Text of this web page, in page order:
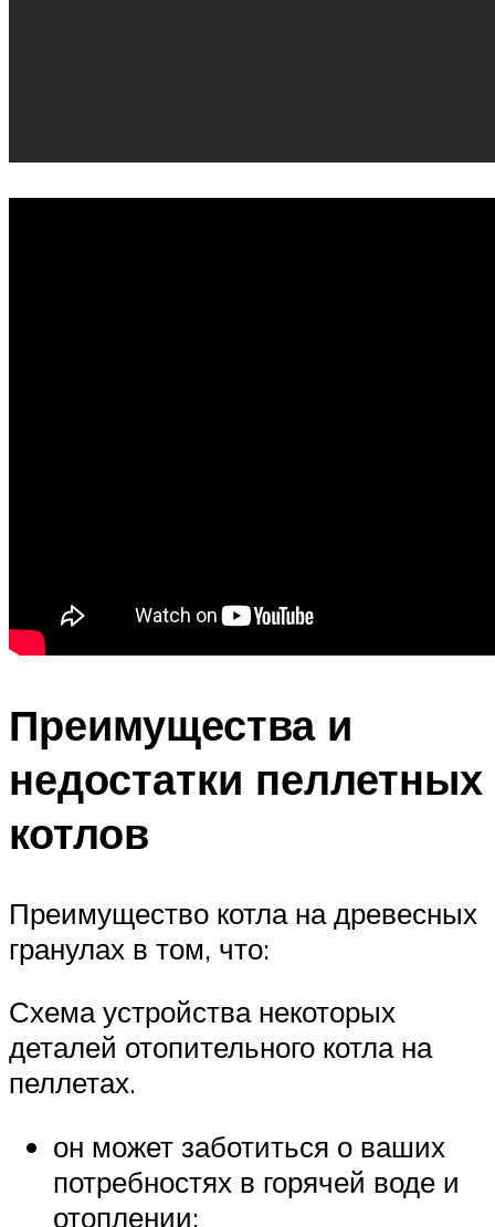
Преимущества и
недостатки пеллетных
котлов
Преимущество котла на древесных
гранулах в том, что:
Схема устройства некоторых
деталей отопительного котла на
пеллетах.
он может заботиться о ваших
потребностях в горячей воде и
отоплении;